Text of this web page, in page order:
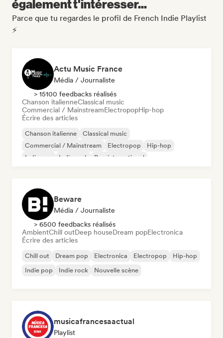
également t'intéresser...
Parce que tu regardes le profil de French Indie Playlist
⚡
Actu Music France
Média / Journaliste
> 15100 feedbacks réalisés
Chanson italienneClassical music
Commercial / MainstreamElectropopHip-hop
Écrire des articles
Chanson italienne
Classical music
Commercial / Mainstream
Electropop
Hip-hop
Indie pop
Indie rock Pop international
Beware
Média / Journaliste
> 6500 feedbacks réalisés
AmbientChill outDeep houseDream popElectronica
Écrire des articles
Chill out Dream pop Electronica Electropop
Hip-hop
Indie pop
Indie rock Nouvelle scène
musicafrancesaactual
Playlist